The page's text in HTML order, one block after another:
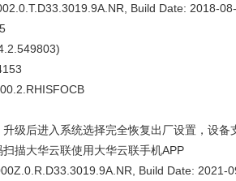
Build Date: 2018-
级后进入系统选择完全恢复出厂设置，设备
描大华云联使用大华云联手机APP
Build Date: 2021-